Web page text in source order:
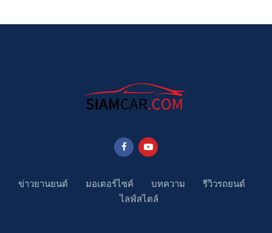
ข่าวยานยนต์ มอเตอร์ไซค์ บทความ
รีวิวรถยนต์
ไลฟ์สไตล์